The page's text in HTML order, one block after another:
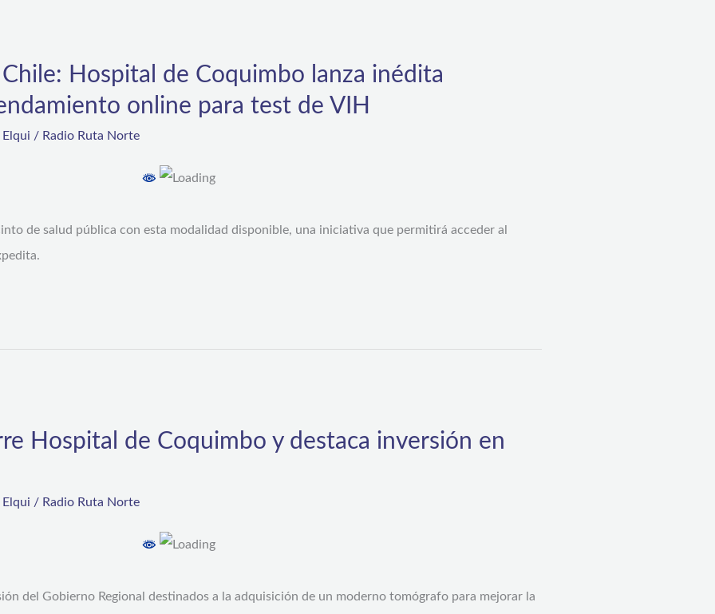
Hospital de Coquimbo lanza inédita
online para test de VIH
Elqui / Radio Ruta Norte
de salud pública con esta modalidad disponible, una iniciativa que permitirá acceder al
Hospital de Coquimbo y destaca inversión en
Elqui / Radio Ruta Norte
del Gobierno Regional destinados a la adquisición de un moderno tomógrafo para mejorar la